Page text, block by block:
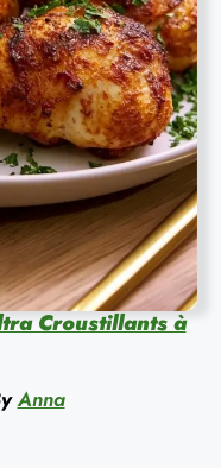
Croustillants à
Anna